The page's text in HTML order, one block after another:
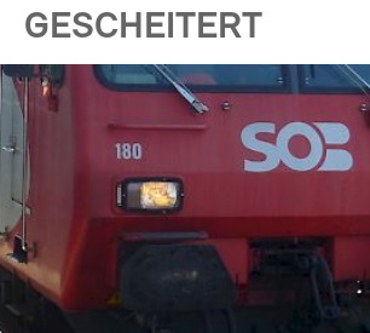
GESCHEITERT